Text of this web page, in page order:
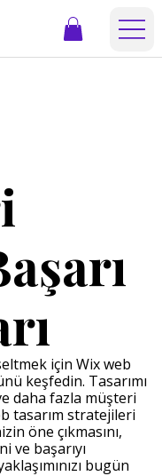
için Wix web
keşfedin. Tasarımı
daha fazla müşteri
tasarım stratejileri
öne çıkmasını,
ve başarıyı
bugün